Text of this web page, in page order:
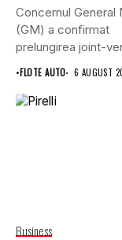
Concernul General
(GM) a confirmat
prelungirea joint-
ului său cu grupul
•FLOTE AUTO 6 AUGUST
Business